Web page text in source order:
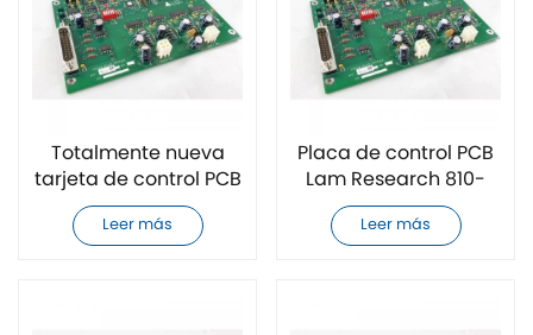
Totalmente nueva
tarjeta de control PCB
de Lam Research 810-
04821-021
Leer más
Placa de control PCB
Lam Research 810-
801237-001
completamente
Leer más